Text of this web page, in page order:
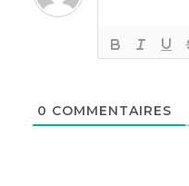
0 COMMENTAIRES